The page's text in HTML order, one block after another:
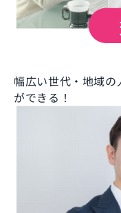
幅広い世代・地域
ができる！